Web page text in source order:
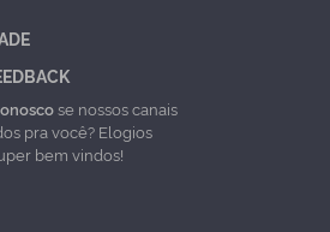
se nossos canais
pra você? Elogios
bem vindos!